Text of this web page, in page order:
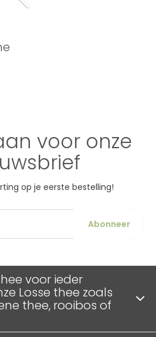
voor onze
op je eerste bestelling!
Abonneer
voor ieder
Losse thee zoals
thee, rooibos of